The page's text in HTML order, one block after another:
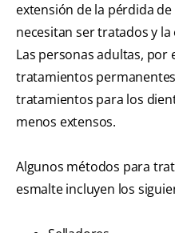
extensión de la pérdida
necesitan ser tratados y
Las personas adultas, por
tratamientos
tratamientos para los
menos extensos.
Algunos métodos para
esmalte incluyen los